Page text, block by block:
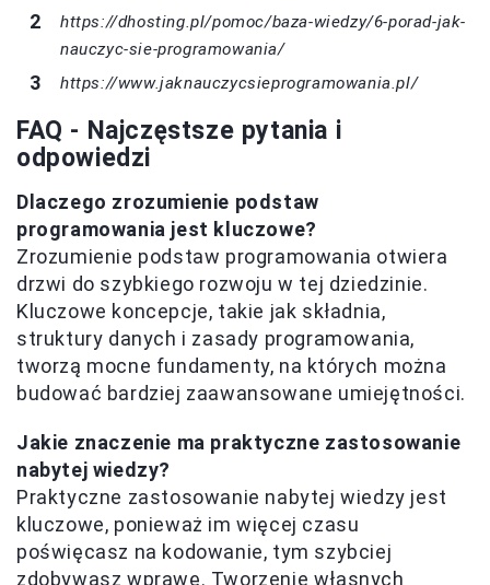
https://dhosting.pl/pomoc/baza-wiedzy/6-porad-jak-
nauczyc-sie-programowania/
https://www.jaknauczycsieprogramowania.pl/
FAQ - Najczęstsze pytania i
odpowiedzi
Dlaczego zrozumienie podstaw
programowania jest kluczowe?
Zrozumienie podstaw programowania otwiera
drzwi do szybkiego rozwoju w tej dziedzinie.
Kluczowe koncepcje, takie jak składnia,
struktury danych i zasady programowania,
tworzą mocne fundamenty, na których można
budować bardziej zaawansowane umiejętności.
Jakie znaczenie ma praktyczne zastosowanie
nabytej wiedzy?
Praktyczne zastosowanie nabytej wiedzy jest
kluczowe, ponieważ im więcej czasu
poświęcasz na kodowanie, tym szybciej
zdobywasz wprawę. Tworzenie własnych